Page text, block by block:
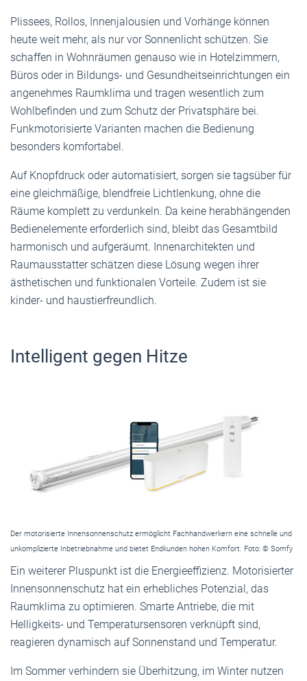
Plissees, Rollos, Innenjalousien und Vorhänge können
heute weit mehr, als nur vor Sonnenlicht schützen. Sie
schaffen in Wohnräumen genauso wie in Hotelzimmern,
Büros oder in Bildungs- und Gesundheitseinrichtungen ein
angenehmes Raumklima und tragen wesentlich zum
Wohlbefinden und zum Schutz der Privatsphäre bei.
Funkmotorisierte Varianten machen die Bedienung
besonders komfortabel.
Auf Knopfdruck oder automatisiert, sorgen sie tagsüber für
eine gleichmäßige, blendfreie Licht­lenkung, ohne die
Räume komplett zu verdunkeln. Da keine herabhängenden
Bedienelemente erforderlich sind, bleibt das Gesamtbild
harmonisch und aufgeräumt. Innenarchitekten und
Raumausstatter schätzen diese Lösung wegen ihrer
ästhetischen und funktionalen Vorteile. Zudem ist sie
kinder- und haustierfreundlich.
Intelligent gegen Hitze
Der motorisierte Innensonnenschutz ermöglicht Fachhandwerkern eine schnelle und
unkomplizierte Inbetriebnahme und bietet Endkunden hohen Komfort. Foto: © Somfy
Ein weiterer Pluspunkt ist die Energieeffizienz. Motorisierter
Innensonnenschutz hat ein erhebliches Potenzial, das
Raumklima zu optimieren. Smarte Antriebe, die mit
Helligkeits- und Temperatursensoren verknüpft sind,
reagieren dynamisch auf Sonnenstand und Temperatur.
Im Sommer verhindern sie Überhitzung, im Winter nutzen